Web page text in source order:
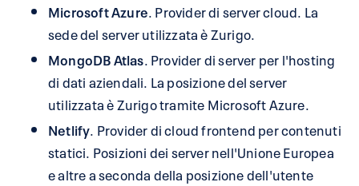
Microsoft Azure. Provider di server cloud. La
sede del server utilizzata è Zurigo.
MongoDB Atlas. Provider di server per l'hosting
di dati aziendali. La posizione del server
utilizzata è Zurigo tramite Microsoft Azure.
Netlify. Provider di cloud frontend per contenuti
statici. Posizioni dei server nell'Unione Europea
e altre a seconda della posizione dell'utente